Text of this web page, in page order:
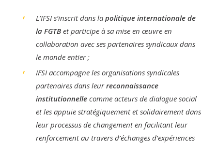
L’IFSI s’inscrit dans la politique internationale de
la FGTB et participe à sa mise en œuvre en
collaboration avec ses partenaires syndicaux dans
le monde entier ;
IFSI accompagne les organisations syndicales
partenaires dans leurreconnaissance
institutionnelle comme acteurs de dialogue social
et les appuie stratégiquement et solidairement dans
leur processus de changement en facilitant leur
renforcement au travers d’échanges d’expériences